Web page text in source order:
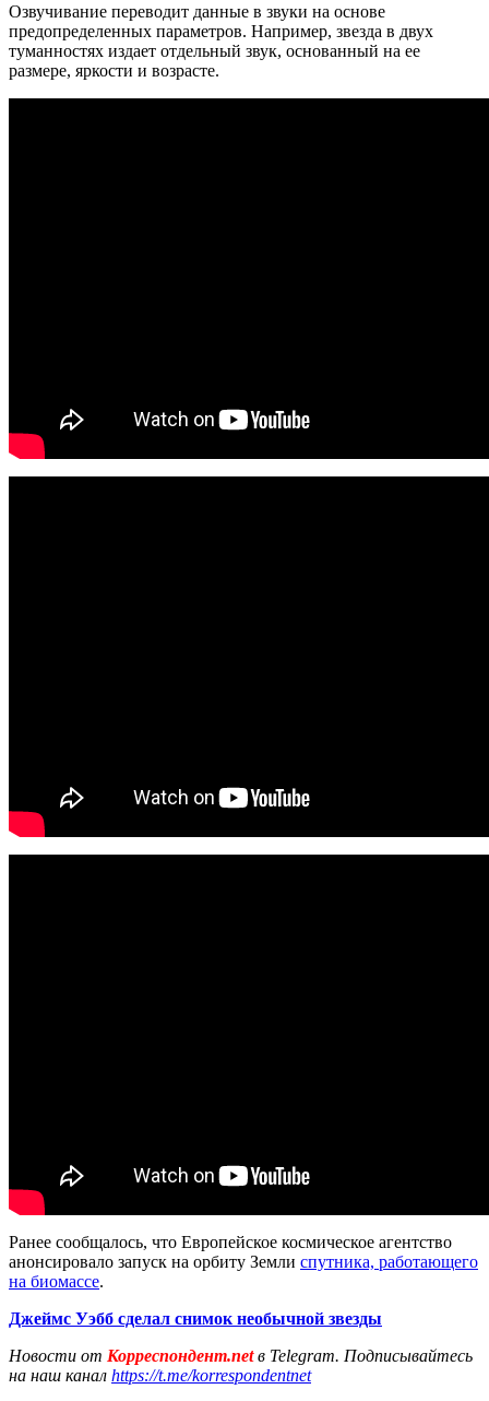
Озвучивание переводит данные в звуки на основе
предопределенных параметров. Например, звезда в двух
туманностях издает отдельный звук, основанный на ее
размере, яркости и возрасте.
Ранее сообщалось, что Европейское космическое агентство
анонсировало запуск на орбиту Земли спутника, работающего
на биомассе.
Джеймс Уэбб сделал снимок необычной звезды
Новости от Корреспондент.netв Telegram. Подписывайтесь
на наш канал https://t.me/korrespondentnet